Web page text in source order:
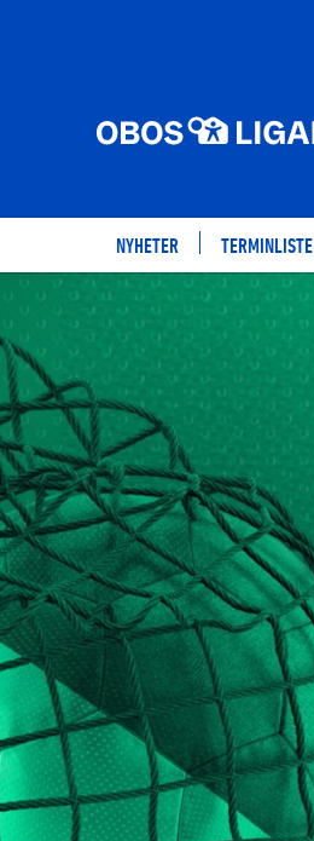
NYHETER TERMINLISTE